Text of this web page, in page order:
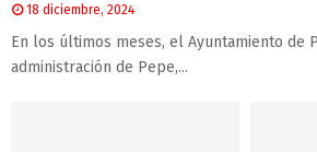
18 diciembre, 2024
En los últimos meses, el Ayuntamiento de
administración de Pepe,...